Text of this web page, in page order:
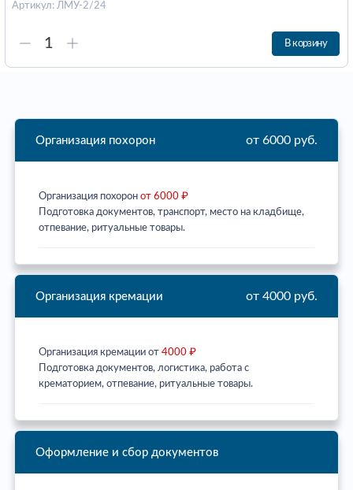
Артикул: ЛМУ-2/24
В корзину
Организация похорон от 6000 руб.
Организация похорон от 6000 ₽
Подготовка документов, транспорт, место на кладбище,
отпевание, ритуальные товары.
Организация кремации от 4000 руб.
Организация кремации от 4000 ₽
Подготовка документов, логистика, работа с
крематорием, отпевание, ритуальные товары.
Оформление и сбор документов